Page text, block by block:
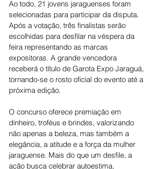
Ao todo, 21 jovens jaraguenses foram
selecionadas para participar da disputa.
Após a votação, três finalistas serão
escolhidas para desfilar na véspera da
feira representando as marcas
expositoras. A grande vencedora
receberá o título de Garota Expo Jaraguá,
tornando-se o rosto oficial do evento até a
próxima edição.
O concurso oferece premiação em
dinheiro, troféus e brindes, valorizando
não apenas a beleza, mas também a
elegância, a atitude e a força da mulher
jaraguense. Mais do que um desfile, a
ação busca celebrar autoestima,